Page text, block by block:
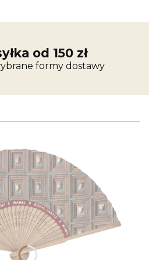
od 150 zł
formy dostawy